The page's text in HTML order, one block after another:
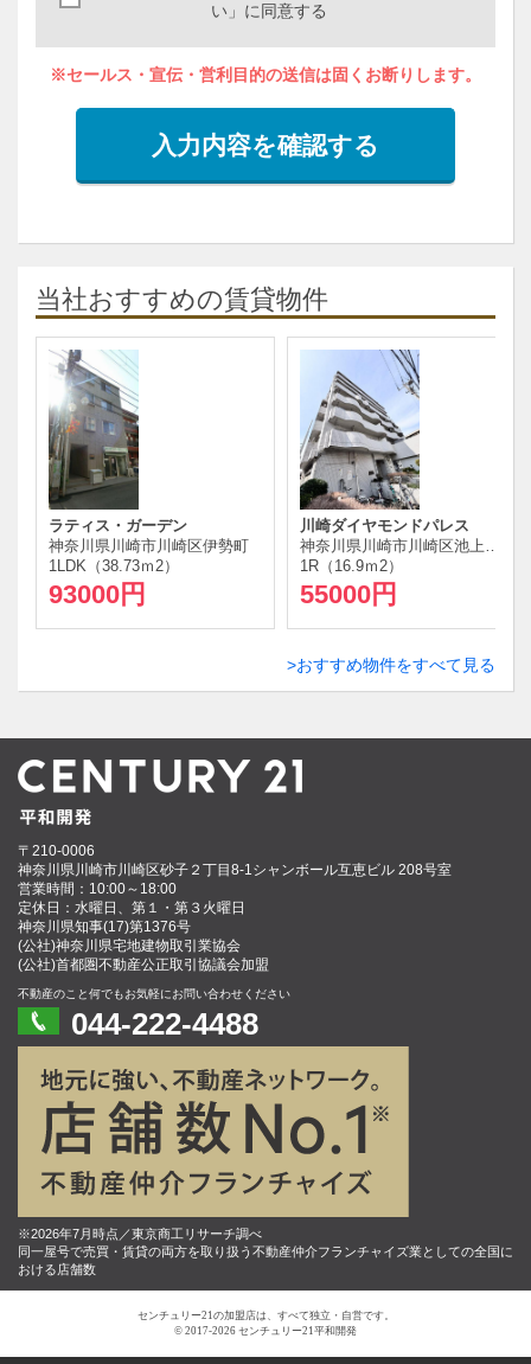
い」に同意する
※セールス・宣伝・営利目的の送信は固くお断りします。
入力内容を確認する
当社おすすめの賃貸物件
ラティス・ガーデン
神奈川県川崎市川崎区伊勢町
1LDK（38.73ｍ 2）
93000円
川崎ダイヤモンドパレス
1R（16.9ｍ 2）
55000円
おすすめ物件をすべて見る
〒210-0006
神奈川県川崎市川崎区砂子２丁目8-1シャンボール互恵ビル 208号室
営業時間：10:00～18:00
定休日：水曜日、第１・第３火曜日
神奈川県知事(17)第1376号
(公社)神奈川県宅地建物取引業協会
(公社)首都圏不動産公正取引協議会加盟
不動産のこと何でもお気軽にお問い合わせください
044-222-4488
※2026年7月時点／東京商工リサーチ調べ
同一屋号で売買・賃貸の両方を取り扱う不動産仲介フランチャイズ業としての全国に
おける店舗数
センチュリー21の加盟店は、すべて独立・自営です。
© 2017-2026 センチュリー21平和開発